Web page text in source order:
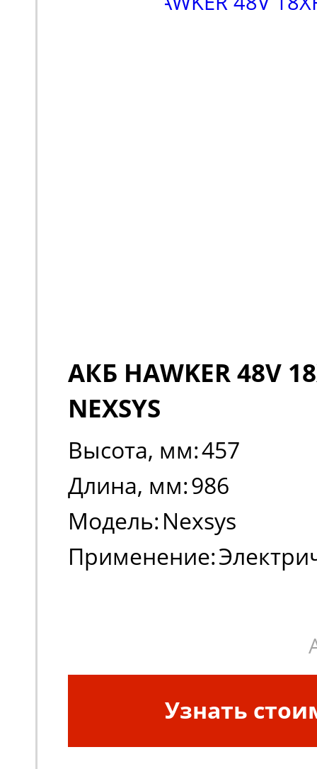
АКБ HAWKER 48V
NEXSYS
Высота, мм:457
Длина, мм:986
Модель: Nexsys
Применение:
Узнать